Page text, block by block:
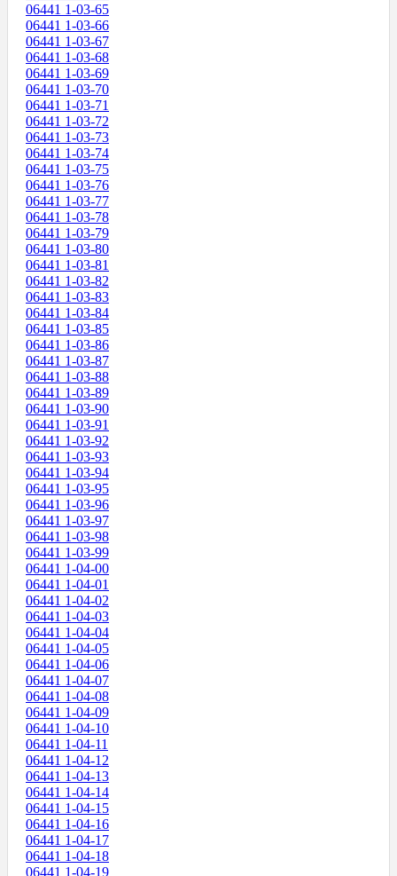
06441 1-03-65
06441 1-03-66
06441 1-03-67
06441 1-03-68
06441 1-03-69
06441 1-03-70
06441 1-03-71
06441 1-03-72
06441 1-03-73
06441 1-03-74
06441 1-03-75
06441 1-03-76
06441 1-03-77
06441 1-03-78
06441 1-03-79
06441 1-03-80
06441 1-03-81
06441 1-03-82
06441 1-03-83
06441 1-03-84
06441 1-03-85
06441 1-03-86
06441 1-03-87
06441 1-03-88
06441 1-03-89
06441 1-03-90
06441 1-03-91
06441 1-03-92
06441 1-03-93
06441 1-03-94
06441 1-03-95
06441 1-03-96
06441 1-03-97
06441 1-03-98
06441 1-03-99
06441 1-04-00
06441 1-04-01
06441 1-04-02
06441 1-04-03
06441 1-04-04
06441 1-04-05
06441 1-04-06
06441 1-04-07
06441 1-04-08
06441 1-04-09
06441 1-04-10
06441 1-04-11
06441 1-04-12
06441 1-04-13
06441 1-04-14
06441 1-04-15
06441 1-04-16
06441 1-04-17
06441 1-04-18
06441 1-04-19